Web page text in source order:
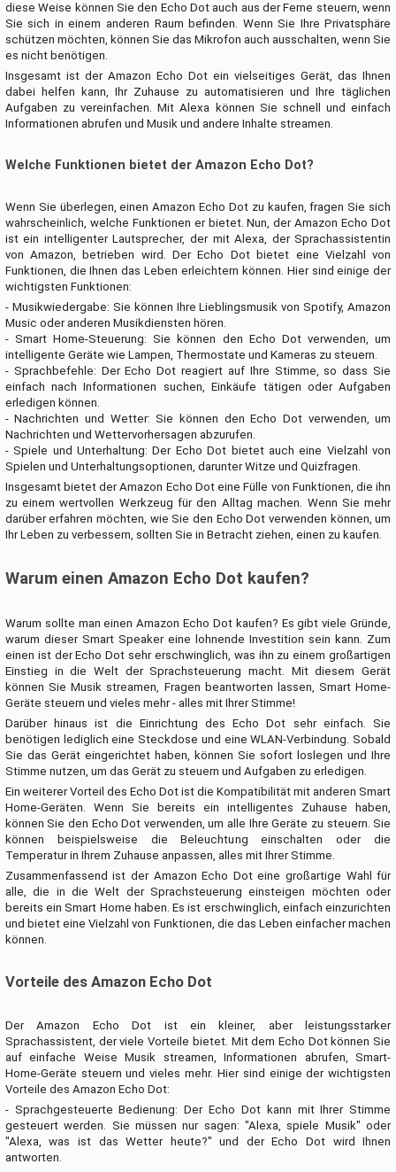
diese Weise können Sie den Echo Dot auch aus der Ferne steuern, wenn
Sie sich in einem anderen Raum befinden. Wenn Sie Ihre Privatsphäre
schützen möchten, können Sie das Mikrofon auch ausschalten, wenn Sie
es nicht benötigen.
Insgesamt ist der Amazon Echo Dot ein vielseitiges Gerät, das Ihnen
dabei helfen kann, Ihr Zuhause zu automatisieren und Ihre täglichen
Aufgaben zu vereinfachen. Mit Alexa können Sie schnell und einfach
Informationen abrufen und Musik und andere Inhalte streamen.
Welche Funktionen bietet der Amazon Echo Dot?
Wenn Sie überlegen, einen Amazon Echo Dot zu kaufen, fragen Sie sich
wahrscheinlich, welche Funktionen er bietet. Nun, der Amazon Echo Dot
ist ein intelligenter Lautsprecher, der mit Alexa, der Sprachassistentin
von Amazon, betrieben wird. Der Echo Dot bietet eine Vielzahl von
Funktionen, die Ihnen das Leben erleichtern können. Hier sind einige der
wichtigsten Funktionen:
- Musikwiedergabe: Sie können Ihre Lieblingsmusik von Spotify, Amazon
Music oder anderen Musikdiensten hören.
- Smart Home-Steuerung: Sie können den Echo Dot verwenden, um
intelligente Geräte wie Lampen, Thermostate und Kameras zu steuern.
- Sprachbefehle: Der Echo Dot reagiert auf Ihre Stimme, so dass Sie
einfach nach Informationen suchen, Einkäufe tätigen oder Aufgaben
erledigen können.
- Nachrichten und Wetter: Sie können den Echo Dot verwenden, um
Nachrichten und Wettervorhersagen abzurufen.
- Spiele und Unterhaltung: Der Echo Dot bietet auch eine Vielzahl von
Spielen und Unterhaltungsoptionen, darunter Witze und Quizfragen.
Insgesamt bietet der Amazon Echo Dot eine Fülle von Funktionen, die ihn
zu einem wertvollen Werkzeug für den Alltag machen. Wenn Sie mehr
darüber erfahren möchten, wie Sie den Echo Dot verwenden können, um
Ihr Leben zu verbessern, sollten Sie in Betracht ziehen, einen zu kaufen.
Warum einen Amazon Echo Dot kaufen?
Warum sollte man einen Amazon Echo Dot kaufen? Es gibt viele Gründe,
warum dieser Smart Speaker eine lohnende Investition sein kann. Zum
einen ist der Echo Dot sehr erschwinglich, was ihn zu einem großartigen
Einstieg in die Welt der Sprachsteuerung macht. Mit diesem Gerät
können Sie Musik streamen, Fragen beantworten lassen, Smart Home-
Geräte steuern und vieles mehr - alles mit Ihrer Stimme!
Darüber hinaus ist die Einrichtung des Echo Dot sehr einfach. Sie
benötigen lediglich eine Steckdose und eine WLAN-Verbindung. Sobald
Sie das Gerät eingerichtet haben, können Sie sofort loslegen und Ihre
Stimme nutzen, um das Gerät zu steuern und Aufgaben zu erledigen.
Ein weiterer Vorteil des Echo Dot ist die Kompatibilität mit anderen Smart
Home-Geräten. Wenn Sie bereits ein intelligentes Zuhause haben,
können Sie den Echo Dot verwenden, um alle Ihre Geräte zu steuern. Sie
können beispielsweise die Beleuchtung einschalten oder die
Temperatur in Ihrem Zuhause anpassen, alles mit Ihrer Stimme.
Zusammenfassend ist der Amazon Echo Dot eine großartige Wahl für
alle, die in die Welt der Sprachsteuerung einsteigen möchten oder
bereits ein Smart Home haben. Es ist erschwinglich, einfach einzurichten
und bietet eine Vielzahl von Funktionen, die das Leben einfacher machen
können.
Vorteile des Amazon Echo Dot
Der Amazon Echo Dot ist ein kleiner, aber leistungsstarker
Sprachassistent, der viele Vorteile bietet. Mit dem Echo Dot können Sie
auf einfache Weise Musik streamen, Informationen abrufen, Smart-
Home-Geräte steuern und vieles mehr. Hier sind einige der wichtigsten
Vorteile des Amazon Echo Dot:
- Sprachgesteuerte Bedienung: Der Echo Dot kann mit Ihrer Stimme
gesteuert werden. Sie müssen nur sagen: "Alexa, spiele Musik" oder
"Alexa, was ist das Wetter heute?" und der Echo Dot wird Ihnen
antworten.